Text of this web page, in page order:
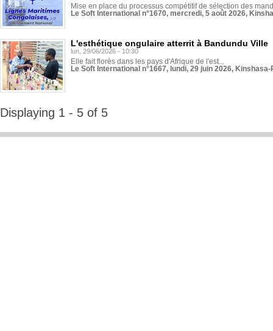
Mise en place du processus compétitif de sélection des
Le Soft International n°1670, mercredi, 5 août 2026,
L'esthétique ongulaire atterrit à Bandundu Ville
lun, 29/06/2026 - 10:30
Elle fait florès dans les pays d'Afrique de l'est...
Le Soft International n°1667, lundi, 29 juin 2026,
Displaying 1 - 5 of 5